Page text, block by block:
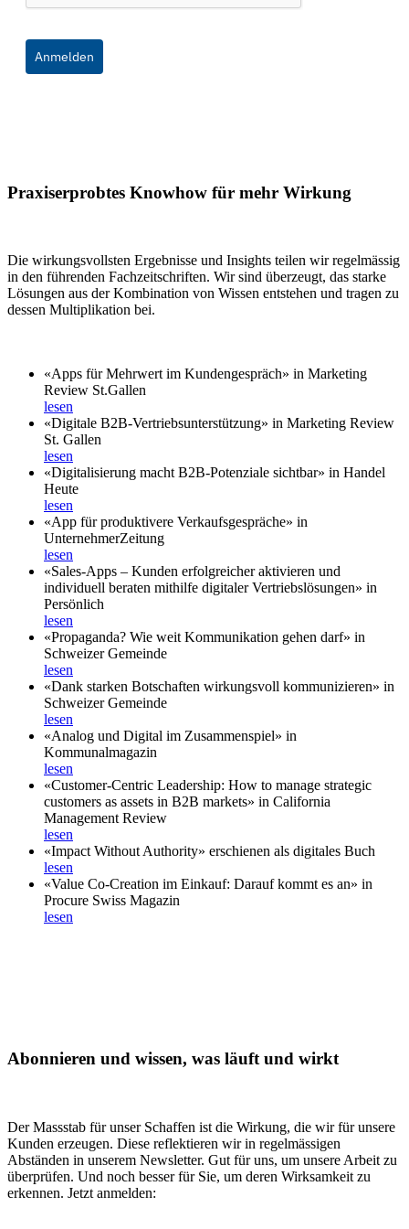
Anmelden
Praxiserprobtes Knowhow für mehr Wirkung
Die wirkungsvollsten Ergebnisse und Insights teilen wir regelmässig
in den führenden Fachzeitschriften. Wir sind überzeugt, das starke
Lösungen aus der Kombination von Wissen entstehen und tragen zu
dessen Multiplikation bei.
«Apps für Mehrwert im Kundengespräch» in Marketing
Review St.Gallen
lesen
«Digitale B2B-Vertriebsunterstützung» in Marketing Review
St. Gallen
lesen
«Digitalisierung macht B2B-Potenziale sichtbar» in Handel
Heute
lesen
«App für produktivere Verkaufsgespräche» in
UnternehmerZeitung
lesen
«Sales-Apps – Kunden erfolgreicher aktivieren und
individuell beraten mithilfe digitaler Vertriebslösungen» in
Persönlich
lesen
«Propaganda? Wie weit Kommunikation gehen darf» in
Schweizer Gemeinde
lesen
«Dank starken Botschaften wirkungsvoll kommunizieren» in
Schweizer Gemeinde
lesen
«Analog und Digital im Zusammenspiel» in
Kommunalmagazin
lesen
«Customer-Centric Leadership: How to manage strategic
customers as assets in B2B markets» in California
Management Review
lesen
«Impact Without Authority» erschienen als digitales Buch
lesen
«Value Co-Creation im Einkauf: Darauf kommt es an» in
Procure Swiss Magazin
lesen
Abonnieren und wissen, was läuft und wirkt
Der Massstab für unser Schaffen ist die Wirkung, die wir für unsere
Kunden erzeugen. Diese reflektieren wir in regelmässigen
Abständen in unserem Newsletter. Gut für uns, um unsere Arbeit zu
überprüfen. Und noch besser für Sie, um deren Wirksamkeit zu
erkennen. Jetzt anmelden: